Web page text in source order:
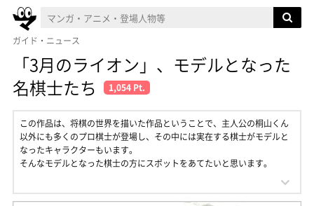
ガイド・ニュース
「3月のライオン」、モデルとなった
名棋士たち
1,054 Pt.
この作品は、将棋の世界を描いた作品ということで、主人公の桐山くん
以外にも多くのプロ棋士が登場し、その中には実在する棋士がモデルと
なったキャラクターもいます。
そんなモデルとなった棋士の方にスポットをあてたいと思います。